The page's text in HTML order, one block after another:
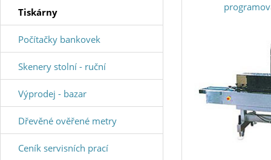
Tiskárny
Počítačky bankovek
Skenery stolní - ruční
Výprodej - bazar
Dřevěné ověřené metry
Ceník servisních prací